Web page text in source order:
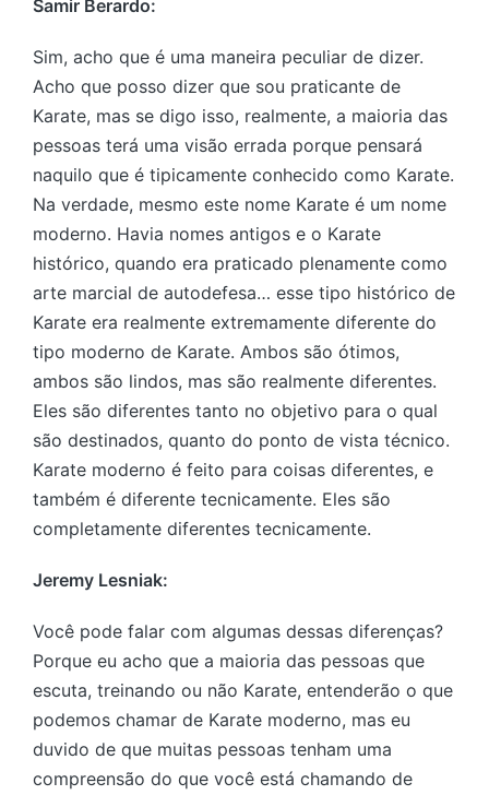
Samir Berardo:
Sim, acho que é uma maneira peculiar de dizer.
Acho que posso dizer que sou praticante de
Karate, mas se digo isso, realmente, a maioria das
pessoas terá uma visão errada porque pensará
naquilo que é tipicamente conhecido como Karate.
Na verdade, mesmo este nome Karate é um nome
moderno. Havia nomes antigos e o Karate
histórico, quando era praticado plenamente como
arte marcial de autodefesa… esse tipo histórico de
Karate era realmente extremamente diferente do
tipo moderno de Karate. Ambos são ótimos,
ambos são lindos, mas são realmente diferentes.
Eles são diferentes tanto no objetivo para o qual
são destinados, quanto do ponto de vista técnico.
Karate moderno é feito para coisas diferentes, e
também é diferente tecnicamente. Eles são
completamente diferentes tecnicamente.
Jeremy Lesniak:
Você pode falar com algumas dessas diferenças?
Porque eu acho que a maioria das pessoas que
escuta, treinando ou não Karate, entenderão o que
podemos chamar de Karate moderno, mas eu
duvido de que muitas pessoas tenham uma
compreensão do que você está chamando de